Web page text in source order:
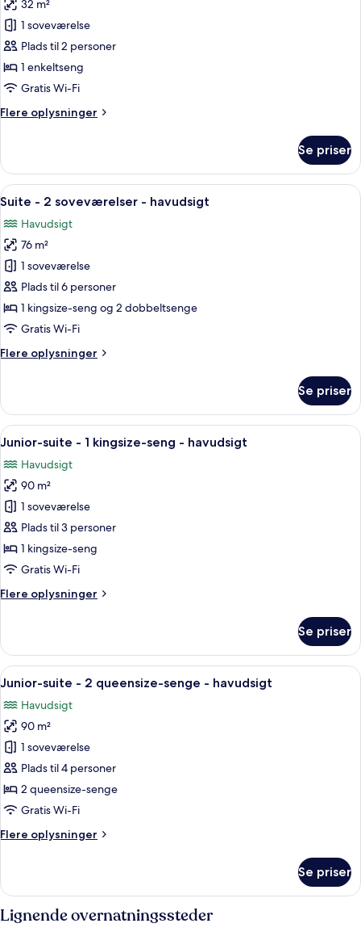
seng
billeder
af
Classic-
værelse
32 m²
1 soveværelse
Plads til 2 personer
1 enkeltseng
Gratis Wi-Fi
Flere oplysninger
Flere
værelse
Se priser
Indlæs
alle
billeder
af
Suite
-
2
soveværelser
havudsigt
Et moderne hotelværelse med
9
Suite - 2 soveværelser - havudsigt
Havudsigt
76 m²
1 soveværelse
Plads til 6 personer
1 kingsize-seng og 2 dobbeltsenge
Gratis Wi-Fi
Flere oplysninger
Flere
-
soveværelser
havudsigt
Se priser
Indlæs
alle
billeder
af
Junior-
suite
-
1
seng
Et moderne hotelværelse med en
9
Junior-suite - 1 kingsize-seng - havudsigt
Havudsigt
90 m²
1 soveværelse
Plads til 3 personer
1 kingsize-seng
Gratis Wi-Fi
Flere oplysninger
Flere
suite
1
seng
havudsigt
Se priser
Indlæs
alle
billeder
af
Junior-
suite
-
2
senge
Et moderne hotelværelse med en
10
Junior-suite - 2 queensize-senge - havudsigt
Havudsigt
90 m²
1 soveværelse
Plads til 4 personer
2 queensize-senge
Gratis Wi-Fi
Flere oplysninger
Flere
suite
2
Se priser
Lignende overnatningssteder